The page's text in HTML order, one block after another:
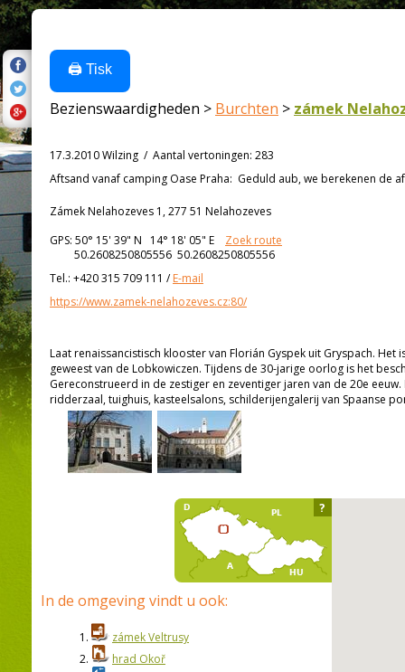
🖨️ Tisk
Bezienswaardigheden > Burchten > zámek
17.3.2010 Wilzing / Aantal vertoningen: 283
Aftsand vanaf camping Oase Praha: Geduld aub, we berekenen de
Zámek Nelahozeves 1, 277 51 Nelahozeves
GPS: 50° 15' 39" N 14° 18' 05" E
Zoek route
50.2608250805556 50.2608250805556
Tel.: +420 315 709 111 /E-mail
https://www.zamek-nelahozeves.cz:80/
Laat renaissancistisch klooster van Florián Gyspek uit Gryspach.
geweest van de Lobkowiczen. Tijdens de 30-jarige oorlog is het
Gereconstrueerd in de zestiger en zeventiger jaren van de 20e
ridderzaal, tuighuis, kasteelsalons, schilderijengalerij van Spaanse
In de omgeving vindt u ook:
1.
zámek Veltrusy
2.
hrad Okoř
?